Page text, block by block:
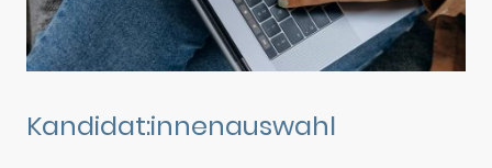
Kandidat:innenauswahl